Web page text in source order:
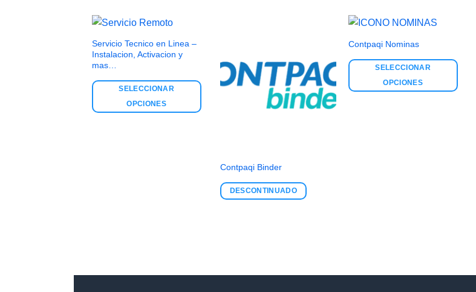
Servicio Tecnico en Linea –
Instalacion, Activacion y
mas…
SELECCIONAR
OPCIONES
Contpaqi Binder
DESCONTINUADO
Contpaqi Nominas
SELECCIONAR
OPCIONES